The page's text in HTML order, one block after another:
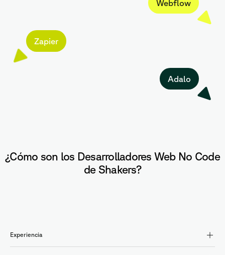
Webflow
Zapier
Adalo
¿Cómo son los Desarrolladores Web No Code
de Shakers?
Experiencia